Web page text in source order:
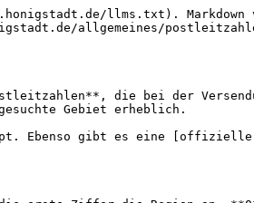
llms.txt). Markdown
allgemeines/
die bei der
Gebiet erheblich.
Ebenso gibt es eine